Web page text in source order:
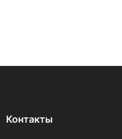
Контакты